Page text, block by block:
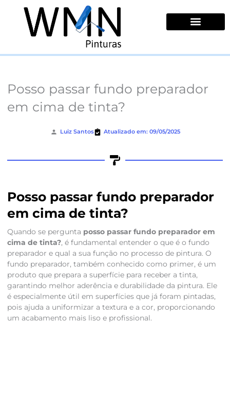
conteúdo
Posso passar fundo preparador
em cima de tinta?
Luiz Santos Atualizado em: 09/05/2025
Posso passar fundo preparador
em cima de tinta?
Quando se pergunta posso passar fundo preparador em
cima de tinta?, é fundamental entender o que é o fundo
preparador e qual a sua função no processo de pintura. O
fundo preparador, também conhecido como primer, é um
produto que prepara a superfície para receber a tinta,
garantindo melhor aderência e durabilidade da pintura. Ele
é especialmente útil em superfícies que já foram pintadas,
pois ajuda a uniformizar a textura e a cor, proporcionando
um acabamento mais liso e profissional.